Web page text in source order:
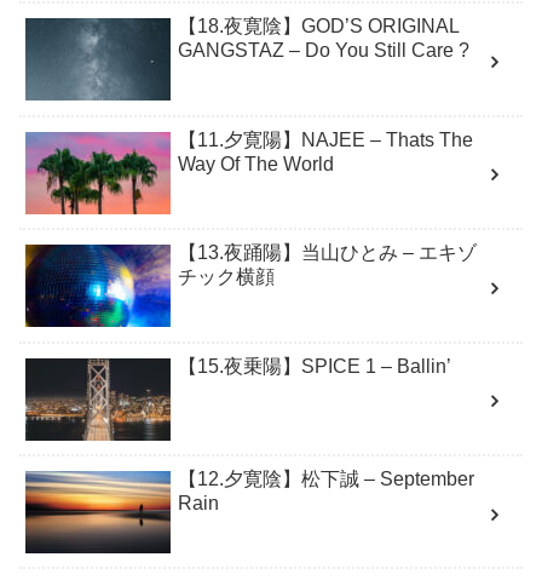
【18.夜寛陰】GOD’S ORIGINAL
GANGSTAZ – Do You Still Care ?
【11.夕寛陽】NAJEE – Thats The
Way Of The World
【13.夜踊陽】当山ひとみ – エキゾ
チック横顔
【15.夜乗陽】SPICE 1 – Ballin’
【12.夕寛陰】松下誠 – September
Rain